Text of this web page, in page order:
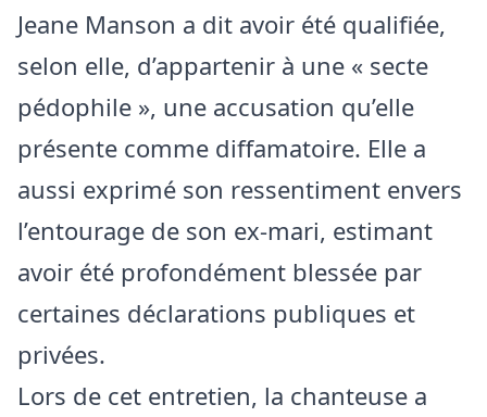
Jeane Manson a dit avoir été qualifiée,
selon elle, d’appartenir à une « secte
pédophile », une accusation qu’elle
présente comme diffamatoire. Elle a
aussi exprimé son ressentiment envers
l’entourage de son ex‑mari, estimant
avoir été profondément blessée par
certaines déclarations publiques et
privées.
Lors de cet entretien, la chanteuse a